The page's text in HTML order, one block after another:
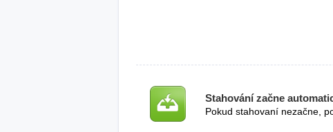
Stahování začne
Pokud stahovaní nezačne,